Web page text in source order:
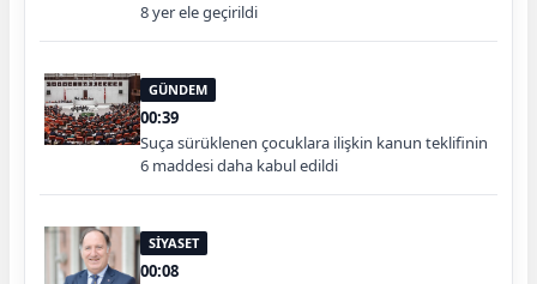
8 yer ele geçirildi
GÜNDEM
00:39
Suça sürüklenen çocuklara ilişkin kanun teklifinin
6 maddesi daha kabul edildi
SİYASET
00:08